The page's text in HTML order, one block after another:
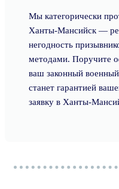
Мы категорически
Ханты-Мансийск —
негодность
методами. Поручите
ваш законный
станет гарантией
заявку в Ханты-